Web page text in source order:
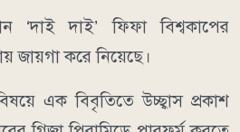
‘দাই দাই’ ফিফা বিশ্বকাপের
জায়গা করে নিয়েছে।
এক বিবৃতিতে উচ্ছ্বাস প্রকাশ